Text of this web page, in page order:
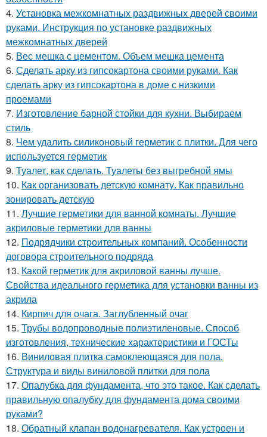
4. Установка межкомнатных раздвижных дверей своими
руками. Инструкция по установке раздвижных
межкомнатных дверей
5. Вес мешка с цементом. Объем мешка цемента
6. Сделать арку из гипсокартона своими руками. Как
сделать арку из гипсокартона в доме с низкими
проемами
7. Изготовление барной стойки для кухни. Выбираем
стиль
8. Чем удалить силиконовый герметик с плитки. Для чего
используется герметик
9. Туалет, как сделать. Туалеты без выгребной ямы
10. Как организовать детскую комнату. Как правильно
зонировать детскую
11. Лучшие герметики для ванной комнаты. Лучшие
акриловые герметики для ванны
12. Подрядчики строительных компаний. Особенности
договора строительного подряда
13. Какой герметик для акриловой ванны лучше.
Свойства идеального герметика для установки ванны из
акрила
14. Кирпич для очага. Заглубленный очаг
15. Трубы водопроводные полиэтиленовые. Способ
изготовления, технические характеристики и ГОСТы
16. Виниловая плитка самоклеющаяся для пола.
Структура и виды виниловой плитки для пола
17. Опалубка для фундамента, что это такое. Как сделать
правильную опалубку для фундамента дома своими
руками?
18. Обратный клапан водонагревателя. Как устроен и